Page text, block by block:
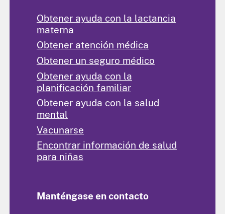
Obtener ayuda con la lactancia
materna
Obtener atención médica
Obtener un seguro médico
Obtener ayuda con la
planificación familiar
Obtener ayuda con la salud
mental
Vacunarse
Encontrar información de salud
para niñas
Manténgase en contacto